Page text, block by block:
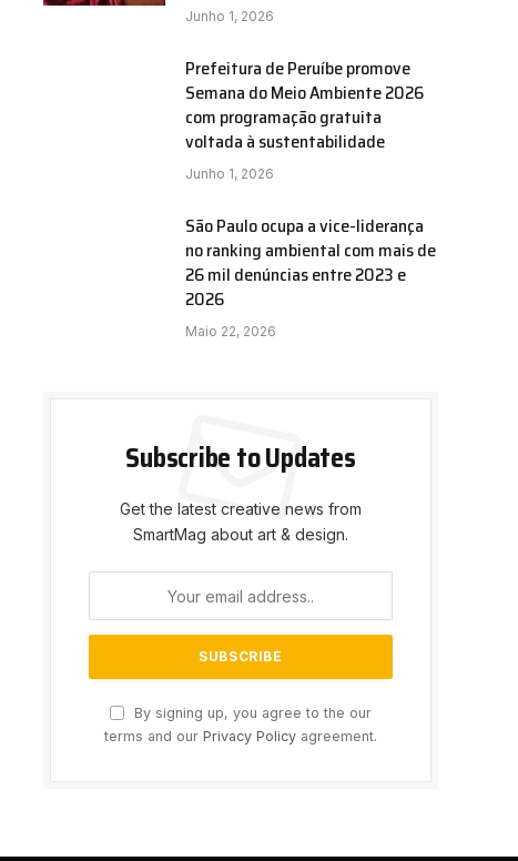
Junho 1, 2026
Prefeitura de Peruíbe promove
Semana do Meio Ambiente 2026
com programação gratuita
voltada à sustentabilidade
Junho 1, 2026
São Paulo ocupa a vice-liderança
no ranking ambiental com mais de
26 mil denúncias entre 2023 e
2026
Maio 22, 2026
Subscribe to Updates
Get the latest creative news from
SmartMag about art & design.
By signing up, you agree to the our
terms and our Privacy Policy agreement.